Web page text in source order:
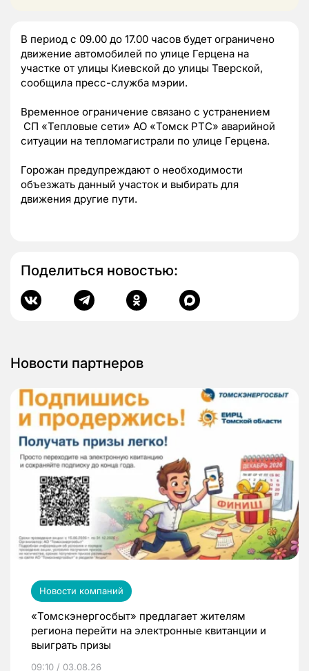
В период с 09.00 до 17.00 часов будет ограничено
движение автомобилей по улице Герцена на
участке от улицы Киевской до улицы Тверской,
сообщила пресс-служба мэрии.
Временное ограничение связано с устранением
СП «Тепловые сети» АО «Томск РТС» аварийной
ситуации на тепломагистрали по улице Герцена.
Горожан предупреждают о необходимости
объезжать данный участок и выбирать для
движения другие пути.
Поделиться новостью:
Новости партнеров
Новости компаний
«Томскэнергосбыт» предлагает жителям
региона перейти на электронные квитанции и
выиграть призы
09:10 / 03.08.26